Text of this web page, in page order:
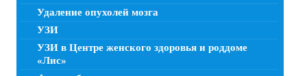
Удаление опухолей мозга
УЗИ
УЗИ в Центре женского здоровья и роддоме
«Лис»